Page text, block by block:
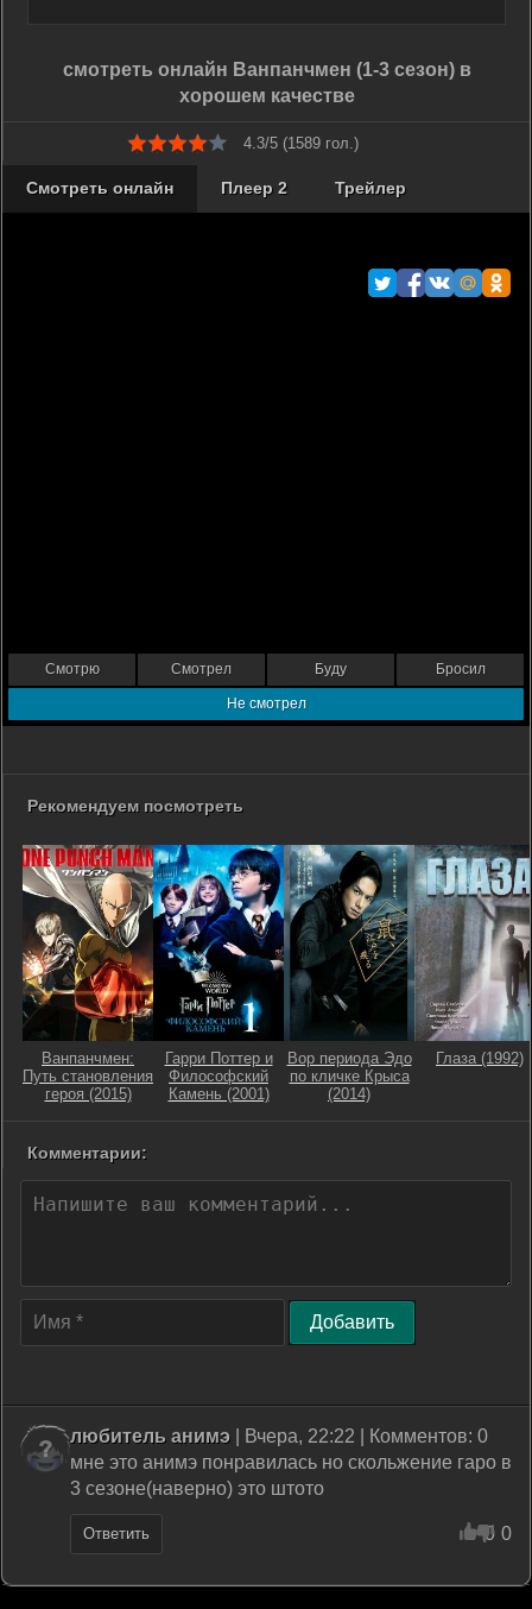
смотреть онлайн Ванпанчмен (1-3 сезон) в
хорошем качестве
4.3/5 (1589 гол.)
Смотреть онлайн Плеер 2 Трейлер
Смотрю Смотрел Буду Бросил
Не смотрел
Рекомендуем посмотреть
Ванпанчмен:
Путь становления
героя (2015)
Гарри Поттер и
Философский
Камень (2001)
Вор периода Эдо
по кличке Крыса
(2014)
Глаза (1992)
Комментарии:
Добавить
любитель анимэ | Вчера, 22:22 | Комментов: 0
мне это анимэ понравилась но скольжение гаро в
3 сезоне(наверно) это штото
Ответить 0 0